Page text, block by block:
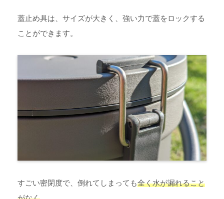
蓋止め具は、サイズが大きく、強い力で蓋をロックする
ことができます。
すごい密閉度で、倒れてしまっても全く水が漏れること